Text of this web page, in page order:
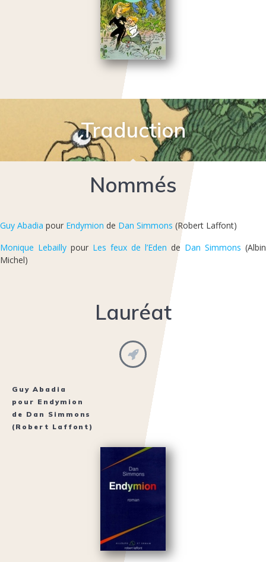
Traduction
Nommés
Guy Abadia pour Endymion de Dan Simmons (Robert Laffont)
Monique Lebailly pour Les feux de l’Eden de Dan Simmons (Albin
Michel)
Lauréat
Guy Abadia
pour Endymion
de Dan Simmons
(Robert Laffont)